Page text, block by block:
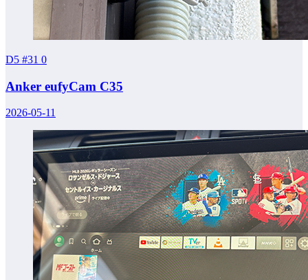
D5 #31 0
Anker eufyCam C35
2026-05-11